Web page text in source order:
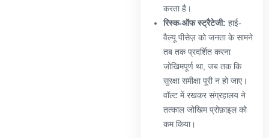
करता है।
रिस्क-ऑफ स्ट्रैटेजी: हाई-
वैल्यू पीसेज़ को जनता के सामने
तब तक प्रदर्शित करना
जोखिमपूर्ण था, जब तक कि
सुरक्षा समीक्षा पूरी न हो जाए।
वॉल्ट में रखकर संग्रहालय ने
तत्काल जोखिम प्रोफ़ाइल को
कम किया।